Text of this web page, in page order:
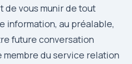
de vous munir de tout
information, au préalable,
future conversation
du service relation